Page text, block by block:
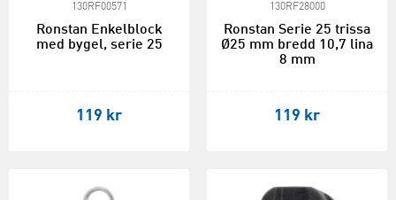
130RF00571
Ronstan Enkelblock
med bygel, serie 25
119 kr
130RF28000
Ronstan Serie 25 trissa
Ø25 mm bredd 10,7 lina
8 mm
119 kr